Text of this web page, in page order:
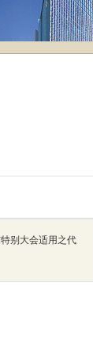
别大会适用之代